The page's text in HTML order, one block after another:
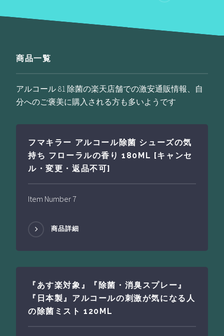
商品一覧
アルコール 81 除菌の楽天店舗での激安通販情報、自
分へのご褒美に購入される方も多いようです
フマキラー アルコール除菌 シューズの気
持ち フローラルの香り 180ML [キャンセ
ル・変更・返品不可]
Item Number 7
商品詳細
『あす楽対象』『除菌・消臭スプレー』
『日本製』アルコールの刺激が気になる人
の除菌ミスト 120ML